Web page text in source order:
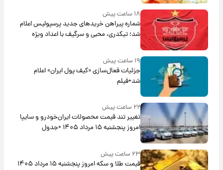
۱۸ ساعت پیش
شماره پیراهن خریدهای جدید پرسپولیس اعلام
شد؛ تیکدری، محبی و سرگیف با اعداد ویژه
۱۹ ساعت پیش
جزئیات فعال‌سازی «کیف پول ایران» اعلام
شد+فیلم
۲۲ ساعت پیش
تغییر تند قیمت محصولات ایران‌خودرو و سایپا
امروز پنجشنبه ۱۵ مرداد ۱۴۰۵ +جدول
۲۳ ساعت پیش
قیمت طلا و سکه امروز پنجشنبه ۱۵ مرداد ۱۴۰۵